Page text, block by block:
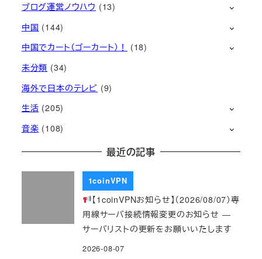
ブログ運営ノウハウ (13)
中国 (144)
中国でカート（ゴーカート）！
(18)
未分類 (34)
海外で日本のテレビ (9)
生活 (205)
音楽 (108)
最近の記事
1coinVPN
【1coinVPNお知らせ】（2026/08/07）専
用線サーバ接続情報変更のお知らせ ―
サーバリストの更新をお願いいたします
2026-08-07